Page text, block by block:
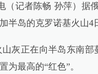
记者陈畅 孙萍）据
半岛的克罗诺基火山4
正在向半岛东南部
为最高的“红色”。